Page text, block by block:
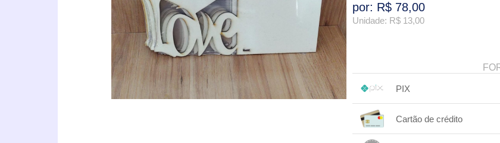
por: R$ 78,00
Unidade: R$ 13,00
PIX
Cartão de crédito